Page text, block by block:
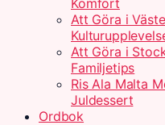
Komfort
Att Göra i
Att Göra i
Familjetips
Ris Ala Malta
Juldessert
Ordbok